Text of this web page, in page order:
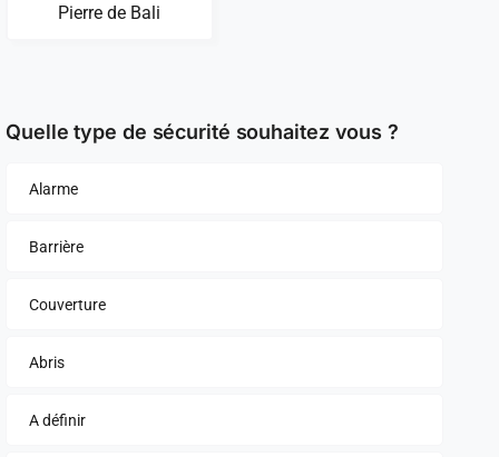
Pierre de Bali
Quelle type de sécurité souhaitez vous ?
Alarme
Barrière
Couverture
Abris
A définir